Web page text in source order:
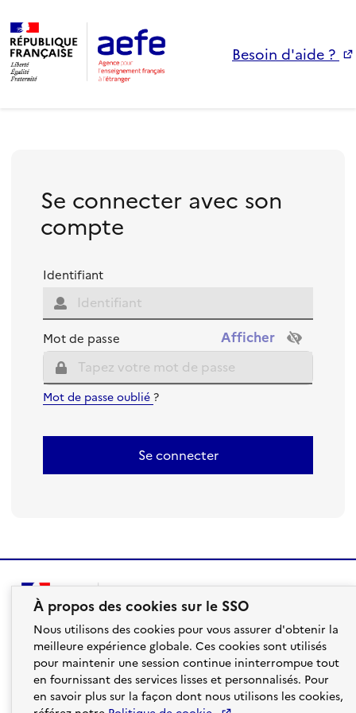
Besoin d'aide ?
Se connecter avec son
compte
Identifiant
Mot de passe
Mot de passe oublié?
Se connecter
À propos des cookies sur le SSO
Nous utilisons des cookies pour vous assurer d'obtenir la
meilleure expérience globale. Ces cookies sont utilisés
pour maintenir une session continue ininterrompue tout
en fournissant des services lisses et personnalisés. Pour
en savoir plus sur la façon dont nous utilisons les cookies,
aefe.gouv.fr